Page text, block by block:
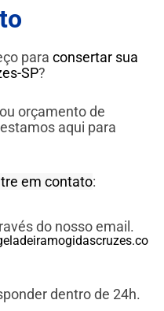
para consertar sua
SP?
orçamento de
aqui para
em contato:
do nosso email.
dentro de 24h.